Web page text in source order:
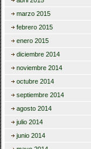
marzo 2015
febrero 2015
enero 2015
diciembre 2014
noviembre 2014
octubre 2014
septiembre 2014
agosto 2014
julio 2014
junio 2014